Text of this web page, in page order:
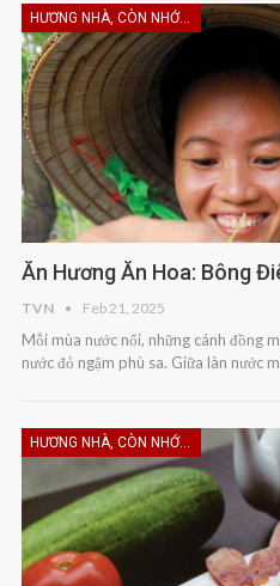
HƯƠNG NHÀ, CÒN NHỚ KHÔNG EM
Ăn Hương Ăn Hoa: Bông
TVN Feb 21, 2025
Mỗi mùa nước nổi, những cánh đồng
nước đỏ ngậm phù sa. Giữa làn nước
HƯƠNG NHÀ, CÒN NHỚ KHÔNG EM